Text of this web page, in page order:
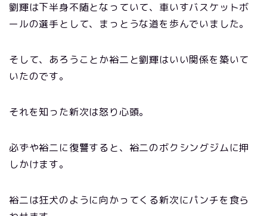
劉輝は下半身不随となっていて、車いすバスケットボ
ールの選手として、まっとうな道を歩んでいました。
そして、あろうことか裕二と劉輝はいい関係を築いて
いたのです。
それを知った新次は怒り心頭。
必ずや裕二に復讐すると、裕二のボクシングジムに押
しかけます。
裕二は狂犬のように向かってくる新次にパンチを食ら